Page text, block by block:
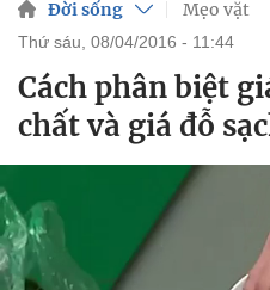
Đời sống Mẹo vặt
thứ sáu, 08/04/2016 - 11:44
Cách phân biệt
chất và giá đỗ